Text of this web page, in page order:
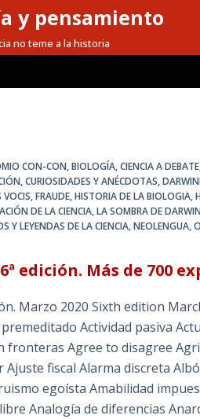
y pensamiento
no teme a la historia
CON-CON,BIOLOGÍA,CIENCIA A DEBATE
,CURIOSIDADES Y ANÉCDOTAS,
VOCIS,FRAUDE,HISTORIA DE LA BIOLOGIA,
DE LA CIENCIA,LA SOMBRA DE
Y LEYENDAS DE LA CIENCIA,NEOLENGUA,
edición. Más de 700
Marzo 2020 Sixth edition
Actividad pasiva
fronteras Agree to disagree
fiscal Alarma discreta
egoísta Amabilidad
Analogía de diferencias